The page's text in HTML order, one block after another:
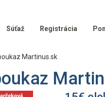
Súťaž Registrácia
Martinus.sk